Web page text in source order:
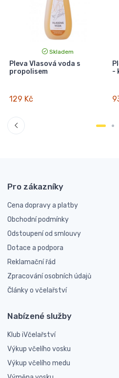
Skladem
Pleva Vlasová voda s
propolisem
129 Kč
-
Pro zákazníky
Cena dopravy a platby
Obchodní podmínky
Odstoupení od smlouvy
Dotace a podpora
Reklamační řád
Zpracování osobních údajů
Články o včelařství
Nabízené služby
Klub iVčelařství
Výkup včelího vosku
Výkup včelího medu